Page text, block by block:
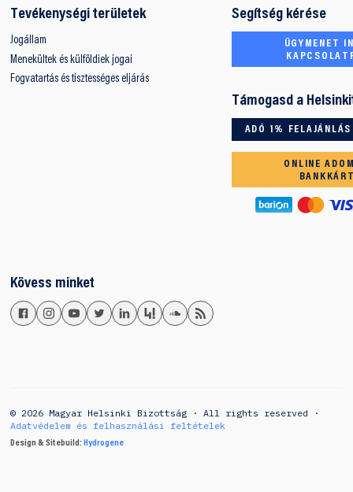
Tevékenységi területek
Jogállam
Menekültek és külföldiek jogai
Fogvatartás és tisztességes eljárás
Segítség kérése
ÜGYMENET
Támogasd a
ADÓ 1% FELAJÁNLÁS
ONLINE
Kövess minket
© 2026 Magyar Helsinki Bizottság · All rights reserved ·
Adatvédelem és felhasználási feltételek
Design & Sitebuild: Hydrogene